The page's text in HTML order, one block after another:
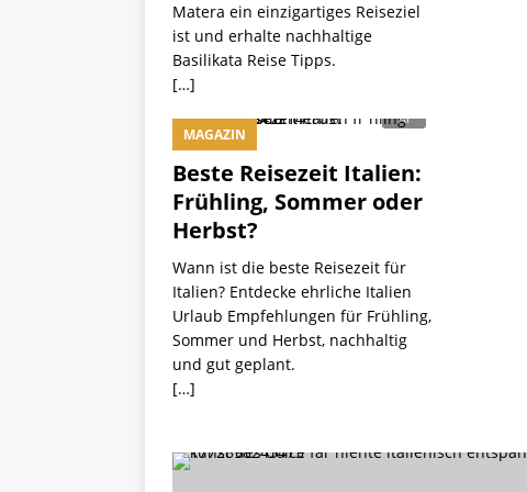
Matera ein einzigartiges Reiseziel
ist und erhalte nachhaltige
Basilikata Reise Tipps.
[…]
Beste Reisezeit Italien:
Frühling, Sommer oder
Herbst?
MAGAZIN
Wann ist die beste Reisezeit für
Italien? Entdecke ehrliche Italien
Urlaub Empfehlungen für Frühling,
Sommer und Herbst, nachhaltig
und gut geplant.
[…]